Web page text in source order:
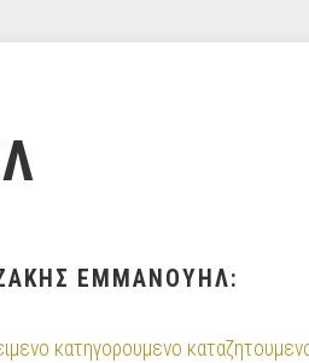
ΕΜΜΑΝΟΥΗΛ:
κατηγορουμενο